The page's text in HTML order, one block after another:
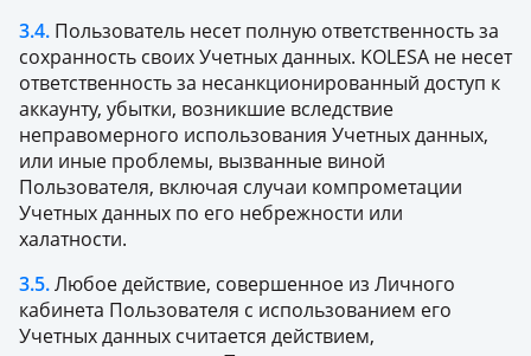
3.4. Пользователь несет полную ответственность за
сохранность своих Учетных данных. KOLESA не несет
ответственность за несанкционированный доступ к
аккаунту, убытки, возникшие вследствие
неправомерного использования Учетных данных,
или иные проблемы, вызванные виной
Пользователя, включая случаи компрометации
Учетных данных по его небрежности или
халатности.
3.5.Любое действие, совершенное из Личного
кабинета Пользователя с использованием его
Учетных данных считается действием,